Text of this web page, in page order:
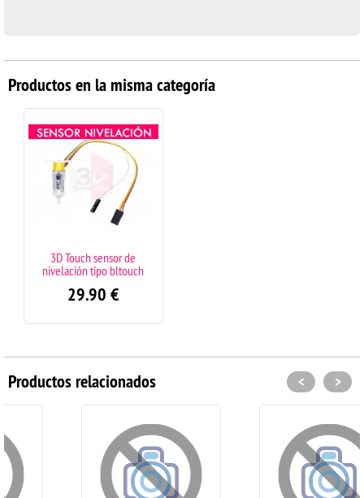
Productos en la misma categoría
3D Touch sensor de
nivelación tipo bltouch
29.90 €
Productos relacionados < >